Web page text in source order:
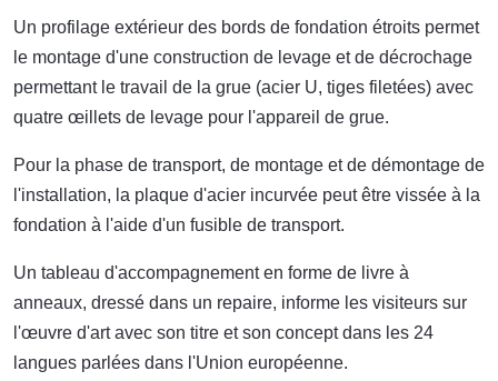
Un profilage extérieur des bords de fondation étroits permet
le montage d'une construction de levage et de décrochage
permettant le travail de la grue (acier U, tiges filetées) avec
quatre œillets de levage pour l'appareil de grue.
Pour la phase de transport, de montage et de démontage de
l'installation, la plaque d'acier incurvée peut être vissée à la
fondation à l'aide d'un fusible de transport.
Un tableau d'accompagnement en forme de livre à
anneaux, dressé dans un repaire, informe les visiteurs sur
l'œuvre d'art avec son titre et son concept dans les 24
langues parlées dans l'Union européenne.